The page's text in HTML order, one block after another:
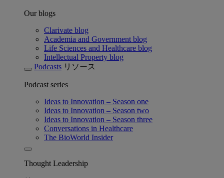
Our blogs
Clarivate blog
Academia and Government blog
Life Sciences and Healthcare blog
Intellectual Property blog
Podcasts リソース
Podcast series
Ideas to Innovation – Season one
Ideas to Innovation – Season two
Ideas to Innovation – Season three
Conversations in Healthcare
The BioWorld Insider
Thought Leadership